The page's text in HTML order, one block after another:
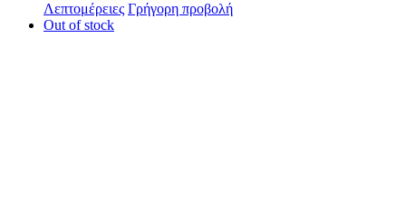
Λεπτομέρειες Γρήγορη προβολή
Out of stock